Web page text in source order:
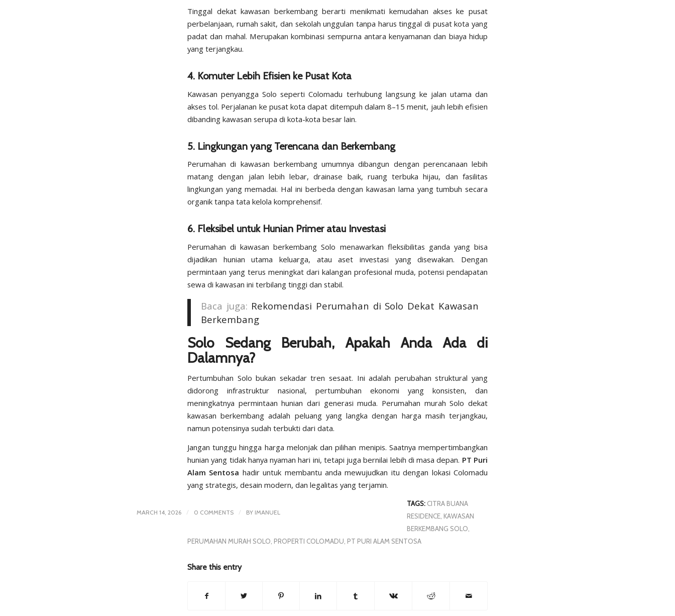
Tinggal dekat kawasan berkembang berarti menikmati kemudahan akses ke pusat
perbelanjaan, rumah sakit, dan sekolah unggulan tanpa harus tinggal di pusat kota yang
padat dan mahal. Merupakan kombinasi sempurna antara kenyamanan dan biaya hidup
yang terjangkau.
4. Komuter Lebih Efisien ke Pusat Kota
Kawasan penyangga Solo seperti Colomadu terhubung langsung ke jalan utama dan
akses tol. Perjalanan ke pusat kota dapat ditempuh dalam 8–15 menit, jauh lebih efisien
dibanding kawasan serupa di kota-kota besar lain.
5. Lingkungan yang Terencana dan Berkembang
Perumahan di kawasan berkembang umumnya dibangun dengan perencanaan lebih
matang dengan jalan lebih lebar, drainase baik, ruang terbuka hijau, dan fasilitas
lingkungan yang memadai. Hal ini berbeda dengan kawasan lama yang tumbuh secara
organik tanpa tata kelola komprehensif.
6. Fleksibel untuk Hunian Primer atau Investasi
Perumahan di kawasan berkembang Solo menawarkan fleksibilitas ganda yang bisa
dijadikan hunian utama keluarga, atau aset investasi yang disewakan. Dengan
permintaan yang terus meningkat dari kalangan profesional muda, potensi pendapatan
sewa di kawasan ini terbilang tinggi dan stabil.
Baca juga: Rekomendasi Perumahan di Solo Dekat Kawasan
Berkembang
Solo Sedang Berubah, Apakah Anda Ada di
Dalamnya?
Pertumbuhan Solo bukan sekadar tren sesaat. Ini adalah perubahan struktural yang
didorong infrastruktur nasional, pertumbuhan ekonomi yang konsisten, dan
meningkatnya permintaan hunian dari generasi muda. Perumahan murah Solo dekat
kawasan berkembang adalah peluang yang langka dengan harga masih terjangkau,
namun potensinya sudah terbukti dari data.
Jangan tunggu hingga harga melonjak dan pilihan menipis. Saatnya mempertimbangkan
hunian yang tidak hanya nyaman hari ini, tetapi juga bernilai lebih di masa depan. PT Puri
Alam Sentosa hadir untuk membantu anda mewujudkan itu dengan lokasi Colomadu
yang strategis, desain modern, dan legalitas yang terjamin.
MARCH 14, 2026 / 0 COMMENTS / BY IMANUEL
TAGS: CITRA BUANA
RESIDENCE, KAWASAN
BERKEMBANG SOLO,
PERUMAHAN MURAH SOLO, PROPERTI COLOMADU, PT PURI ALAM SENTOSA
Share this entry